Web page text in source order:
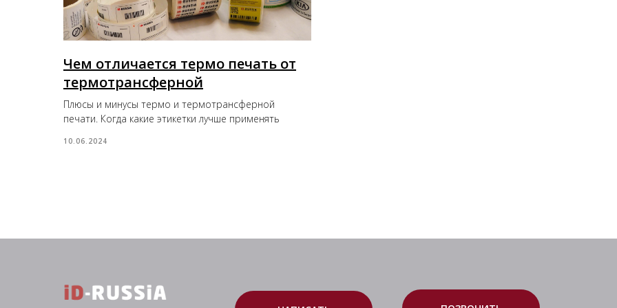
Чем отличается термо печать от
термотрансферной
Плюсы и минусы термо и термотрансферной
печати. Когда какие этикетки лучше применять
10.06.2024